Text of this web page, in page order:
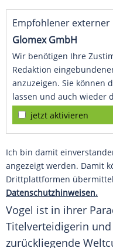
Empfohlener externer
Glomex GmbH
Wir benötigen Ihre
Redaktion
anzuzeigen. Sie können
lassen und auch wieder
jetzt aktivieren
Ich bin damit
angezeigt werden. Damit
Drittplattformen
Datenschutzhinweisen.
Vogel ist in ihrer
Titelverteidigerin
zurückliegende